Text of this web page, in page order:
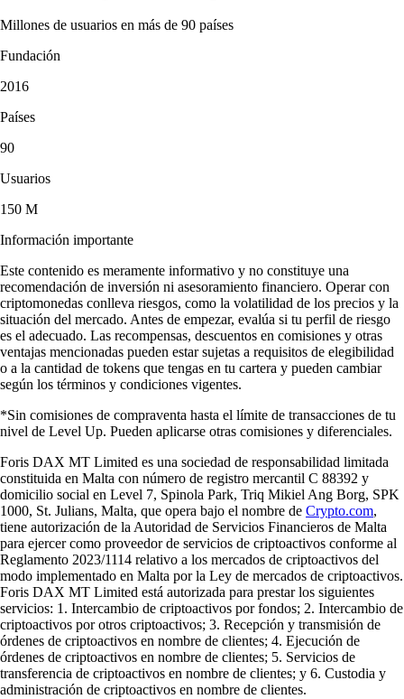
Millones de usuarios en más de 90 países
Fundación
2016
Países
90
Usuarios
150 M
Información importante
Este contenido es meramente informativo y no constituye una
recomendación de inversión ni asesoramiento financiero. Operar con
criptomonedas conlleva riesgos, como la volatilidad de los precios y la
situación del mercado. Antes de empezar, evalúa si tu perfil de riesgo
es el adecuado. Las recompensas, descuentos en comisiones y otras
ventajas mencionadas pueden estar sujetas a requisitos de elegibilidad
o a la cantidad de tokens que tengas en tu cartera y pueden cambiar
según los términos y condiciones vigentes.
*Sin comisiones de compraventa hasta el límite de transacciones de tu
nivel de Level Up. Pueden aplicarse otras comisiones y diferenciales.
Foris DAX MT Limited es una sociedad de responsabilidad limitada
constituida en Malta con número de registro mercantil C 88392 y
domicilio social en Level 7, Spinola Park, Triq Mikiel Ang Borg, SPK
1000, St. Julians, Malta, que opera bajo el nombre de Crypto.com,
tiene autorización de la Autoridad de Servicios Financieros de Malta
para ejercer como proveedor de servicios de criptoactivos conforme al
Reglamento 2023/1114 relativo a los mercados de criptoactivos del
modo implementado en Malta por la Ley de mercados de criptoactivos.
Foris DAX MT Limited está autorizada para prestar los siguientes
servicios: 1. Intercambio de criptoactivos por fondos; 2. Intercambio de
criptoactivos por otros criptoactivos; 3. Recepción y transmisión de
órdenes de criptoactivos en nombre de clientes; 4. Ejecución de
órdenes de criptoactivos en nombre de clientes; 5. Servicios de
transferencia de criptoactivos en nombre de clientes; y 6. Custodia y
administración de criptoactivos en nombre de clientes.